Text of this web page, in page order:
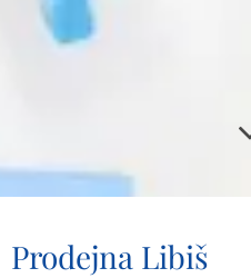
Prodejna Libiš